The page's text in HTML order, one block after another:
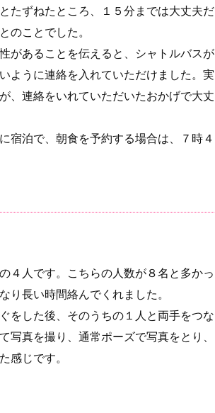
たずねたところ、１５分までは大丈夫だ
のことでした。
があることを伝えると、シャトルバスが
ように連絡を入れていただけました。実
、連絡をいれていただいたおかげで大丈
宿泊で、朝食を予約する場合は、７時４
４人です。こちらの人数が８名と多かっ
り長い時間絡んでくれました。
をした後、そのうちの１人と両手をつな
写真を撮り、通常ポーズで写真をとり、
感じです。